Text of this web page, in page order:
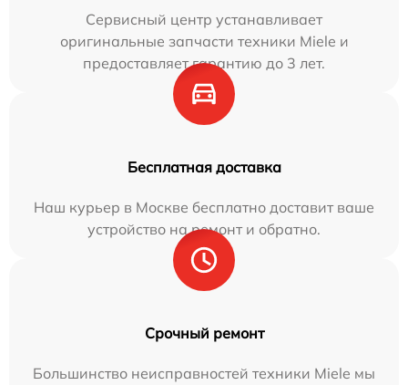
Сервисный центр устанавливает
оригинальные запчасти техники Miele и
предоставляет гарантию до 3 лет.
Бесплатная доставка
Наш курьер в Москве бесплатно доставит ваше
устройство на ремонт и обратно.
Срочный ремонт
Большинство неисправностей техники Miele мы